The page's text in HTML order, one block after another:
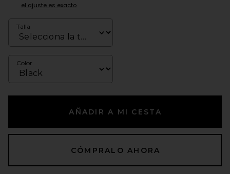
el ajuste es exacto
Talla
Color
AÑADIR A MI CESTA
CÓMPRALO AHORA